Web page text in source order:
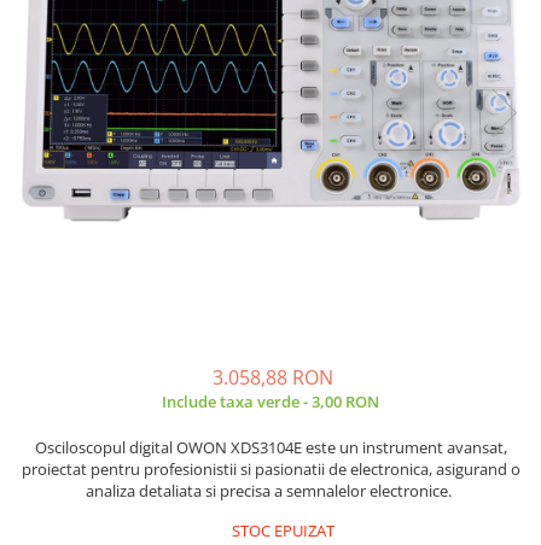
Termometre
Camere Termoviziune
Sublere
Micrometre
Scule si Unelte
Scule de Mana
Clesti Autoblocanti
Menghine
Clesti Electrician 1000V
Surubelnite Simple
Surubelnite Electrician 1000V
JCD
JGNE
KEYESTUDIO
KNIPEX
KPS
LG CHEM
OPTO-EDU
PIERGIACOMI
RASPBERRY PI
3.058,88 RON
Include taxa verde - 3,00 RON
Osciloscopul digital OWON XDS3104E este un instrument avansat,
proiectat pentru profesionistii si pasionatii de electronica, asigurand o
analiza detaliata si precisa a semnalelor electronice.
STOC EPUIZAT